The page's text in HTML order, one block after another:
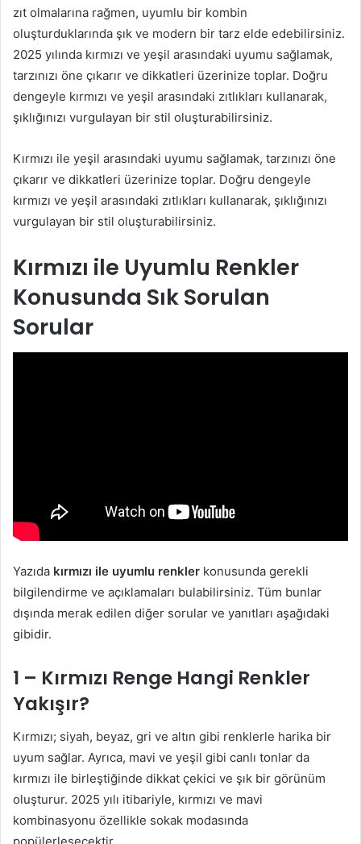
zıt olmalarına rağmen, uyumlu bir kombin
oluşturduklarında şık ve modern bir tarz elde edebilirsiniz.
2025 yılında kırmızı ve yeşil arasındaki uyumu sağlamak,
tarzınızı öne çıkarır ve dikkatleri üzerinize toplar. Doğru
dengeyle kırmızı ve yeşil arasındaki zıtlıkları kullanarak,
şıklığınızı vurgulayan bir stil oluşturabilirsiniz.
Kırmızı ile yeşil arasındaki uyumu sağlamak, tarzınızı öne
çıkarır ve dikkatleri üzerinize toplar. Doğru dengeyle
kırmızı ve yeşil arasındaki zıtlıkları kullanarak, şıklığınızı
vurgulayan bir stil oluşturabilirsiniz.
Kırmızı ile Uyumlu Renkler
Konusunda Sık Sorulan
Sorular
Yazıda kırmızı ile uyumlu renkler konusunda gerekli
bilgilendirme ve açıklamaları bulabilirsiniz. Tüm bunlar
dışında merak edilen diğer sorular ve yanıtları aşağıdaki
gibidir.
1 – Kırmızı Renge Hangi Renkler
Yakışır?
Kırmızı; siyah, beyaz, gri ve altın gibi renklerle harika bir
uyum sağlar. Ayrıca, mavi ve yeşil gibi canlı tonlar da
kırmızı ile birleştiğinde dikkat çekici ve şık bir görünüm
oluşturur. 2025 yılı itibariyle, kırmızı ve mavi
kombinasyonu özellikle sokak modasında
popülerleşecektir.